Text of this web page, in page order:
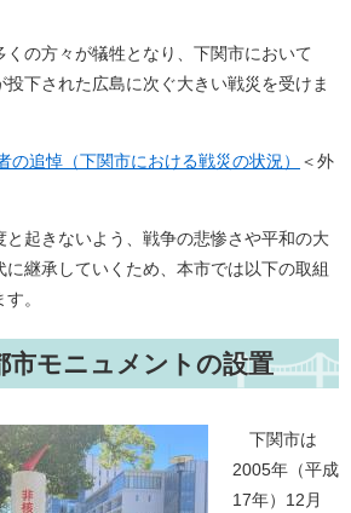
の方々が犠牲となり、下関市において
投下された広島に次ぐ大きい戦災を受けま
の追悼（下関市における戦災の状況）
＜外
起きないよう、戦争の悲惨さや平和の大
継承していくため、本市では以下の取組
。​
市モニュメントの設置
下関市は
2005年（平成
17年）12月